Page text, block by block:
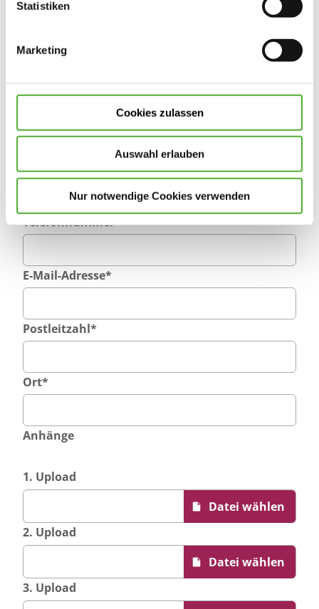
Statistiken
Marketing
Cookies zulassen
Auswahl erlauben
Nur notwendige Cookies verwenden
Eintritt ab
Nachname*
Telefonnummer*
E-Mail-Adresse*
Postleitzahl*
Ort*
Anhänge
1. Upload
2. Upload
3. Upload